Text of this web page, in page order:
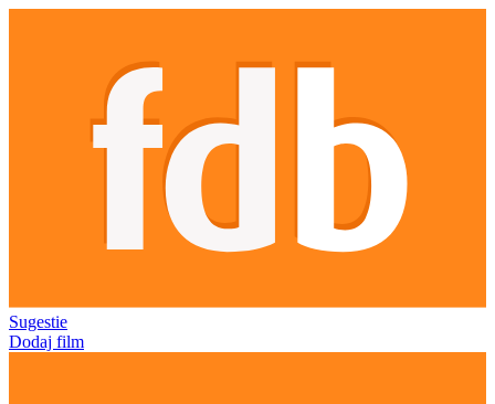
Sugestie
Dodaj film